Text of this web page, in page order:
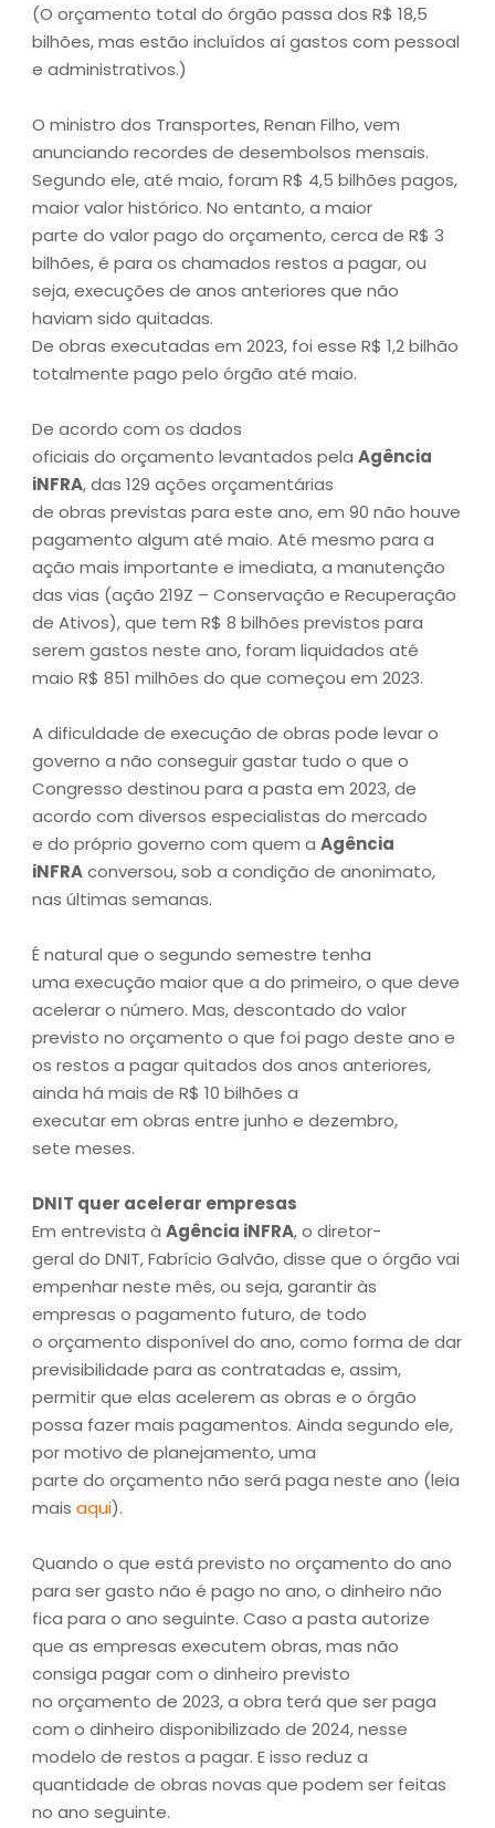
(O orçamento total do órgão passa dos R$ 18,5
bilhões, mas estão incluídos aí gastos com pessoal
e administrativos.)
O ministro dos Transportes, Renan Filho, vem
anunciando recordes de desembolsos mensais.
Segundo ele, até maio, foram R$ 4,5 bilhões pagos,
maior valor histórico. No entanto, a maior
parte do valor pago do orçamento, cerca de R$ 3
bilhões, é para os chamados restos a pagar, ou
seja, execuções de anos anteriores que não
haviam sido quitadas.
De obras executadas em 2023, foi esse R$ 1,2 bilhão
totalmente pago pelo órgão até maio.
De acordo com os dados
oficiais do orçamento levantados pela Agência
iNFRA, das 129 ações orçamentárias
de obras previstas para este ano, em 90 não houve
pagamento algum até maio. Até mesmo para a
ação mais importante e imediata, a manutenção
das vias (ação 219Z – Conservação e Recuperação
de Ativos), que tem R$ 8 bilhões previstos para
serem gastos neste ano, foram liquidados até
maio R$ 851 milhões do que começou em 2023.
A dificuldade de execução de obras pode levar o
governo a não conseguir gastar tudo o que o
Congresso destinou para a pasta em 2023, de
acordo com diversos especialistas do mercado
e do próprio governo com quem a Agência
iNFRAconversou, sob a condição de anonimato,
nas últimas semanas.
É natural que o segundo semestre tenha
uma execução maior que a do primeiro, o que deve
acelerar o número. Mas, descontado do valor
previsto no orçamento o que foi pago deste ano e
os restos a pagar quitados dos anos anteriores,
ainda há mais de R$ 10 bilhões a
executar em obras entre junho e dezembro,
sete meses.
DNIT quer acelerar empresas
Em entrevista à Agência iNFRA, o diretor-
geral do DNIT, Fabrício Galvão, disse que o órgão vai
empenhar neste mês, ou seja, garantir às
empresas o pagamento futuro, de todo
o orçamento disponível do ano, como forma de dar
previsibilidade para as contratadas e, assim,
permitir que elas acelerem as obras e o órgão
possa fazer mais pagamentos. Ainda segundo ele,
por motivo de planejamento, uma
parte do orçamento não será paga neste ano (leia
mais aqui).
Quando o que está previsto no orçamento do ano
para ser gasto não é pago no ano, o dinheiro não
fica para o ano seguinte. Caso a pasta autorize
que as empresas executem obras, mas não
consiga pagar com o dinheiro previsto
no orçamento de 2023, a obra terá que ser paga
com o dinheiro disponibilizado de 2024, nesse
modelo de restos a pagar. E isso reduz a
quantidade de obras novas que podem ser feitas
no ano seguinte.